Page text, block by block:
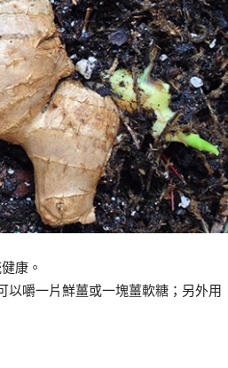
康。
以嚼一片鮮薑或一塊薑軟糖；另外用